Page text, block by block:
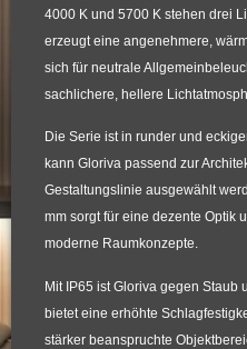
4000 K und 5700 K stehen drei
erzeugt eine angenehmere,
sich für neutrale
sachlichere, hellere
Die Serie ist in runder und
kann Gloriva passend zur
Gestaltungslinie ausgewählt
mm sorgt für eine dezente Optik
moderne Raumkonzepte.
Mit IP65 ist Gloriva gegen Staub
bietet eine erhöhte
stärker beanspruchte